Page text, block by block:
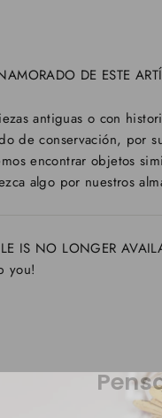
DE ESTE
antiguas o con
de conservación, por
encontrar objetos
algo por nuestros
IS NO LONGER
you!